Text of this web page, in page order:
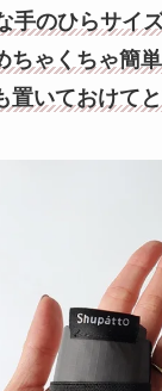
手のひらサイ
ちゃくちゃ簡
置いておけて